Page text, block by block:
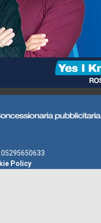
05295650633
Policy